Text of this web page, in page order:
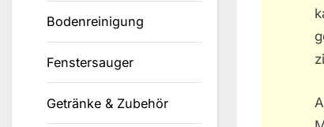
Bodenreinigung
Fenstersauger
Getränke & Zubehör